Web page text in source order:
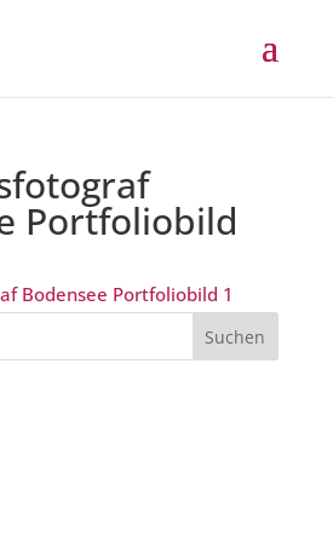
Portfoliobild